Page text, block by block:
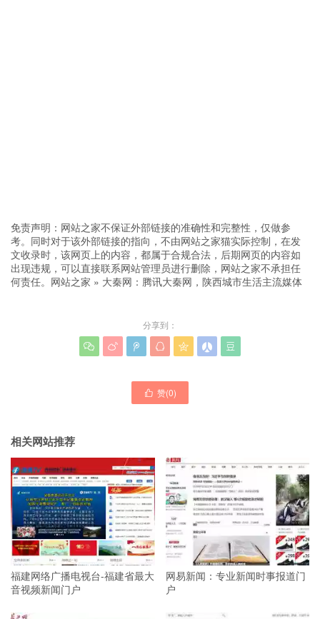
免责声明：网站之家不保证外部链接的准确性和完整性，仅做参
考。同时对于该外部链接的指向，不由网站之家猫实际控制，在发
文收录时，该网页上的内容，都属于合规合法，后期网页的内容如
出现违规，可以直接联系网站管理员进行删除，网站之家不承担任
何责任。 网站之家 » 大秦网：腾讯大秦网，陕西城市生活主流媒体
分享到：
      
 赞(0)
相关网站推荐
福建网络广播电视台-福建省最大
音视频新闻门户
网易新闻：专业新闻时事报道门
户